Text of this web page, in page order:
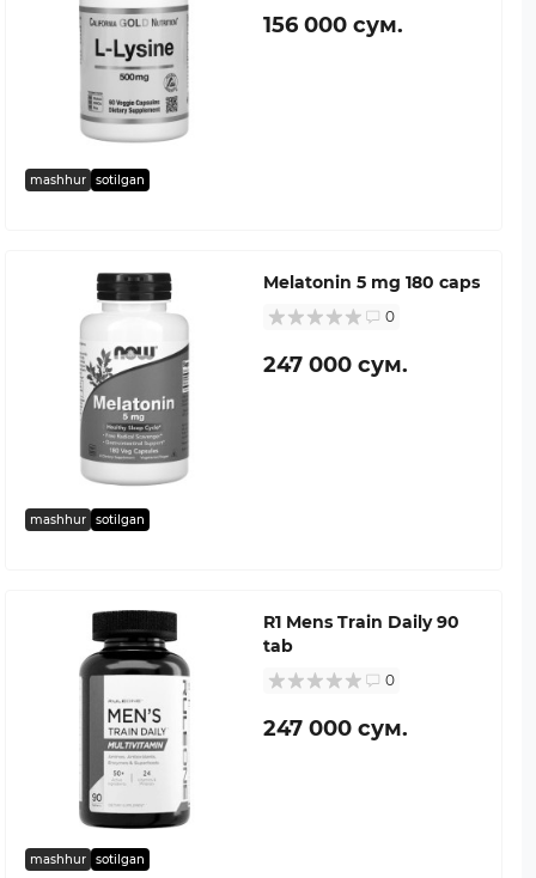
mashhur sotilgan
156 000 сум.
mashhur sotilgan
Melatonin 5 mg 180 caps
0
247 000 сум.
mashhur sotilgan
R1 Mens Train Daily 90
tab
0
247 000 сум.